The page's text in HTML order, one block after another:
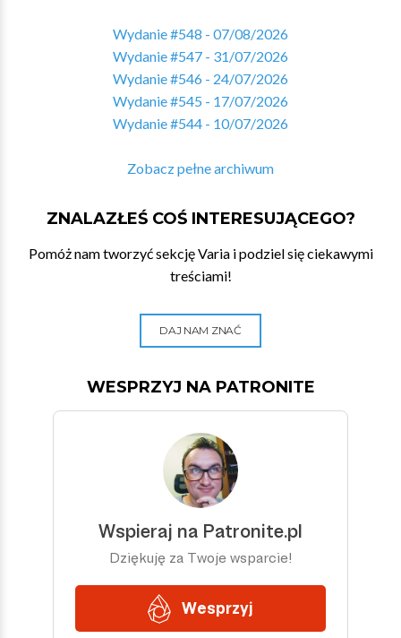
Wydanie #548 - 07/08/2026
Wydanie #547 - 31/07/2026
Wydanie #546 - 24/07/2026
Wydanie #545 - 17/07/2026
Wydanie #544 - 10/07/2026
Zobacz pełne archiwum
ZNALAZŁEŚ COŚ INTERESUJĄCEGO?
Pomóż nam tworzyć sekcję Varia i podziel się ciekawymi
treściami!
DAJ NAM ZNAĆ
WESPRZYJ NA PATRONITE